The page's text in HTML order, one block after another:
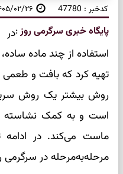
کدخبر : 47780 ۱۴۰۵/۰۲/۲۶
پایگاه خبری سرگرمی روز:
استفاده از چند ماده
تهیه کرد که بافت و طعمی
روش بیشتر یک روش
است و به کمک نشاسته
ماست می‌کند. در
مرحله‌به‌مرحله در